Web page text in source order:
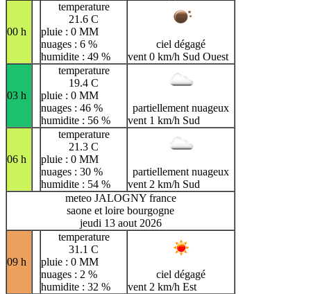
00 h
temperature
21.6 C
pluie : 0 MM
nuages : 6 %
humidite : 49 %
ciel dégagé
vent 0 km/h Sud Ouest
03 h
temperature
19.4 C
pluie : 0 MM
nuages : 46 %
humidite : 56 %
partiellement nuageux
vent 1 km/h Sud
06 h
temperature
21.3 C
pluie : 0 MM
nuages : 30 %
humidite : 54 %
partiellement nuageux
vent 2 km/h Sud
meteo JALOGNY france
saone et loire bourgogne
jeudi 13 aout 2026
09 h
temperature
31.1 C
pluie : 0 MM
nuages : 2 %
humidite : 32 %
ciel dégagé
vent 2 km/h Est